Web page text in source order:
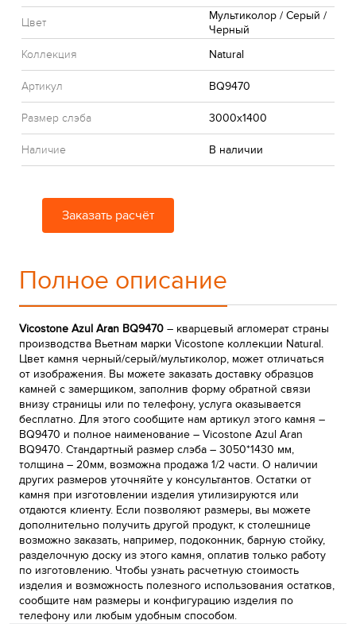
Цвет
Мультиколор / Серый /
Черный
Коллекция
Natural
Артикул BQ9470
Размер слэба 3000x1400
Наличие В наличии
Заказать расчёт
Полное описание
Vicostone Azul Aran BQ9470 – кварцевый агломерат страны
производства Вьетнам марки Vicostone коллекции Natural.
Цвет камня черный/серый/мультиколор, может отличаться
от изображения. Вы можете заказать доставку образцов
камней с замерщиком, заполнив форму обратной связи
внизу страницы или по телефону, услуга оказывается
бесплатно. Для этого сообщите нам артикул этого камня –
BQ9470 и полное наименование – Vicostone Azul Aran
BQ9470. Стандартный размер слэба – 3050*1430 мм,
толщина – 20мм, возможна продажа 1/2 части. О наличии
других размеров уточняйте у консультантов. Остатки от
камня при изготовлении изделия утилизируются или
отдаются клиенту. Если позволяют размеры, вы можете
дополнительно получить другой продукт, к столешнице
возможно заказать, например, подоконник, барную стойку,
разделочную доску из этого камня, оплатив только работу
по изготовлению. Чтобы узнать расчетную стоимость
изделия и возможность полезного использования остатков,
сообщите нам размеры и конфигурацию изделия по
телефону или любым удобным способом.